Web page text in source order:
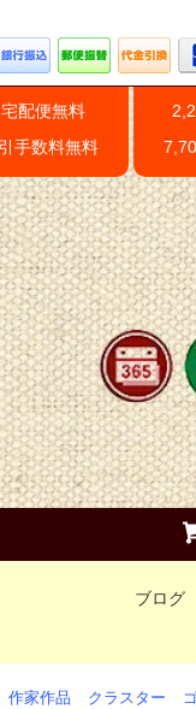
配便無料
手数料無料
ブログ
作家作品 クラスター